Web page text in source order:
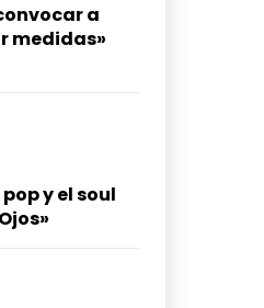
a
medidas»
y el soul